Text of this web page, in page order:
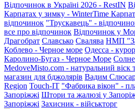
Відпочинок в Україні 2026 - RestIN
Карпатах у зимку - WinterTime
відпочинок "Трускавець" -
все про відпочинок Відпочинок у
Драгобрат Славсько Свалява НМП
Коблево - Черное море Одесса -
Каролино-Бугаз - Черное Море
MedoveMisto.com - натуральний віск
магазин для бджолярів Вадим
Region Touch-IT "Фабрика вікон" -
Запоріжжі Штори та жалюзі у
Запоріжжі Захисник - військторг